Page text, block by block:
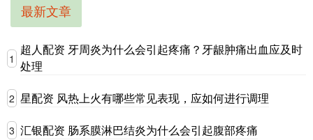
最新文章
1
超人配资 牙周炎为什么会引起疼痛？牙龈肿痛出血应及时
处理
2 星配资 风热上火有哪些常见表现，应如何进行调理
3 汇银配资 肠系膜淋巴结炎为什么会引起腹部疼痛